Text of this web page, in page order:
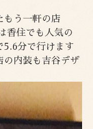
もう一軒の店
香住でも人気の
5.6分で行けます
の内装も吉谷デザ